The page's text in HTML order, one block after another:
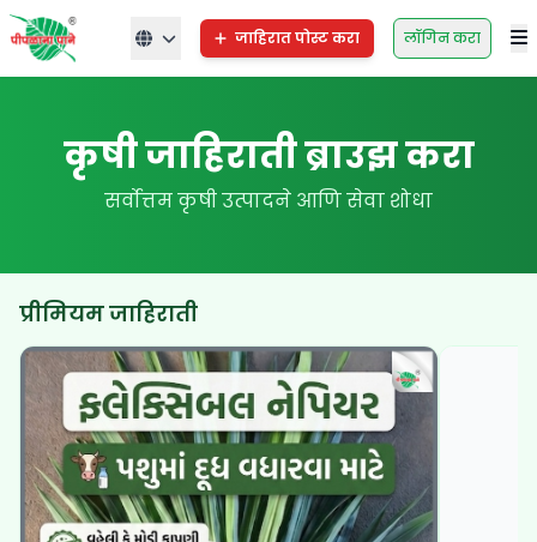
जाहिरात पोस्ट करा लॉगिन करा
कृषी जाहिराती ब्राउझ करा
सर्वोत्तम कृषी उत्पादने आणि सेवा शोधा
प्रीमियम जाहिराती